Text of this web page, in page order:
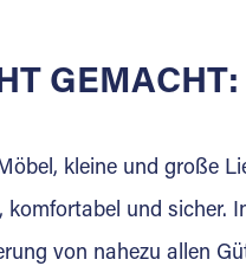
für die Einlagerung
kleine und große
und sicher.
von nahezu allen